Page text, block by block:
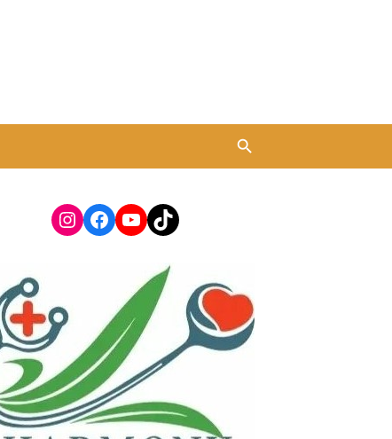
Instagram
Facebook
YouTube
TikTok